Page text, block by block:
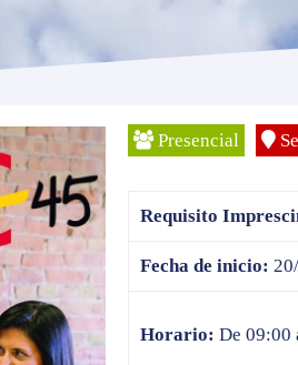
Presencial
Requisito
Fecha de inicio:
Horario: De 09:00